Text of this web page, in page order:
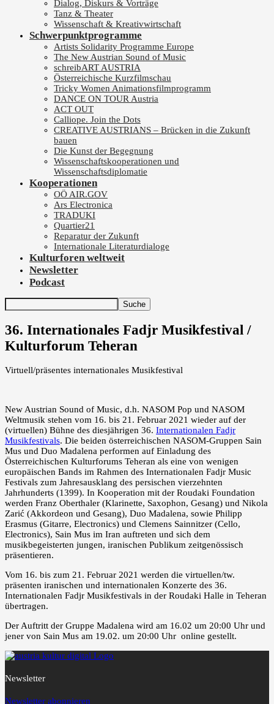
Dialog, Diskurs & Vorträge
Tanz & Theater
Wissenschaft & Kreativwirtschaft
Schwerpunktprogramme
Artists Solidarity Programme Europe
The New Austrian Sound of Music
schreibART AUSTRIA
Österreichische Kurzfilmschau
Tricky Women Animationsfilmprogramm
DANCE ON TOUR Austria
ACT OUT
Calliope. Join the Dots
CREATIVE AUSTRIANS – Brücken in die Zukunft
bauen
Die Kunst der Begegnung
Wissenschaftskooperationen und
Wissenschaftsdiplomatie
Kooperationen
OÖ AIR.GOV
Ars Electronica
TRADUKI
Quartier21
Reparatur der Zukunft
Internationale Literaturdialoge
Kulturforen weltweit
Newsletter
Podcast
36. Internationales Fadjr Musikfestival /
Kulturforum Teheran
Virtuell/präsentes internationales Musikfestival
New Austrian Sound of Music, d.h. NASOM Pop und NASOM
Weltmusik stehen vom 16. bis 21. Februar 2021 wieder auf der
(virtuellen) Bühne des diesjährigen 36. Internationalen Fadjr
Musikfestivals. Die beiden österreichischen NASOM-Gruppen Sain
Mus und Duo Madalena performen auf Einladung des
Österreichischen Kulturforums Teheran als eine von wenigen
europäischen Bands im Rahmen des Internationalen Fadjr Music
Festivals zum Jahresausklang des persischen vierzehnten
Jahrhunderts (1399). In Kooperation mit der Roudaki Foundation
werden Franz Oberthaler (Klarinette, Saxophon, Gesang) und Nikola
Zarić (Akkordeon und Gesang), Duo Madalena, sowie Philipp
Erasmus (Gitarre, Electronics) und Clemens Sainnitzer (Cello,
Electronics), Sain Mus im Iran auftreten und sich dem
musikbegeisterten jungen, iranischen Publikum zeitgenössisch
präsentieren.
Vom 16. bis zum 21. Februar 2021 werden die virtuellen/tw.
präsenten iranischen und internationalen Konzerte des 36.
Internationalen Fadjr Musikfestivals in der Roudaki Halle in Teheran
übertragen.
Der Auftritt der Gruppe Madalena wird am 16.02 um 20:00 Uhr und
jener von Sain Mus am 19.02. um 20:00 Uhr online gestellt.
Newsletter
Newsletter abonnieren